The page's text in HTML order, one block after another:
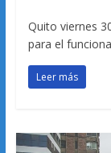
Quito viernes
para el
Leer más